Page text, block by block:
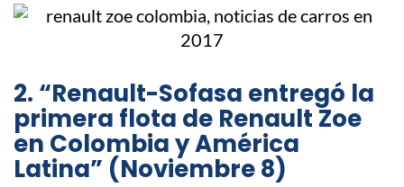
2. “Renault-Sofasa entregó la
primera flota de Renault Zoe
en Colombia y América
Latina” (Noviembre 8)